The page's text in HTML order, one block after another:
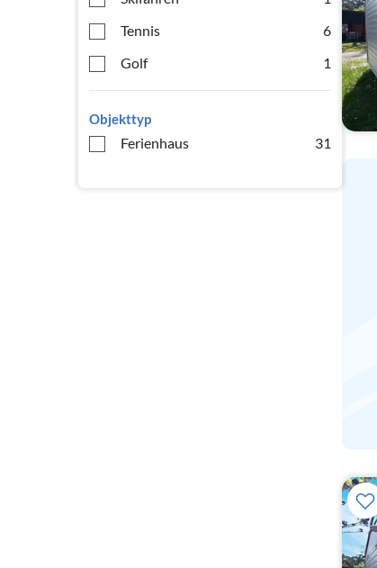
Tennis
6
Golf
1
Objekttyp
Ferienhaus 31